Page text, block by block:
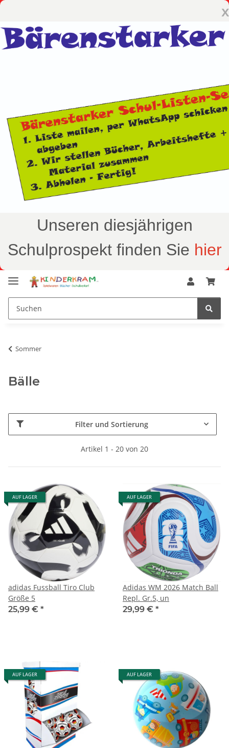
x
Unseren diesjährigen
Schulprospekt finden Sie hier
Sommer
Bälle
Filter und Sortierung
Artikel 1 - 20 von 20
AUF LAGER
adidas Fussball Tiro Club
Größe 5
25,99 € *
AUF LAGER
Adidas WM 2026 Match Ball
Repl. Gr.5, un
29,99 € *
AUF LAGER AUF LAGER